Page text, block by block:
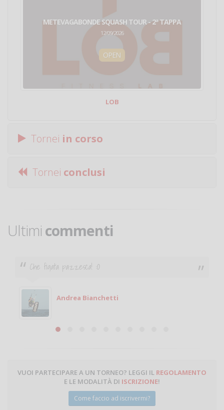
METEVAGABONDE SQUASH TOUR - 2ª TAPPA
12/09/2026
OPEN
LOB
Tornei in corso
Tornei conclusi
Ultimi commenti
Che figata pazzesca! :O
Andrea Bianchetti
VUOI PARTECIPARE A UN TORNEO? LEGGI IL REGOLAMENTO
E LE MODALITÀ DI ISCRIZIONE!
Come faccio ad iscrivermi?